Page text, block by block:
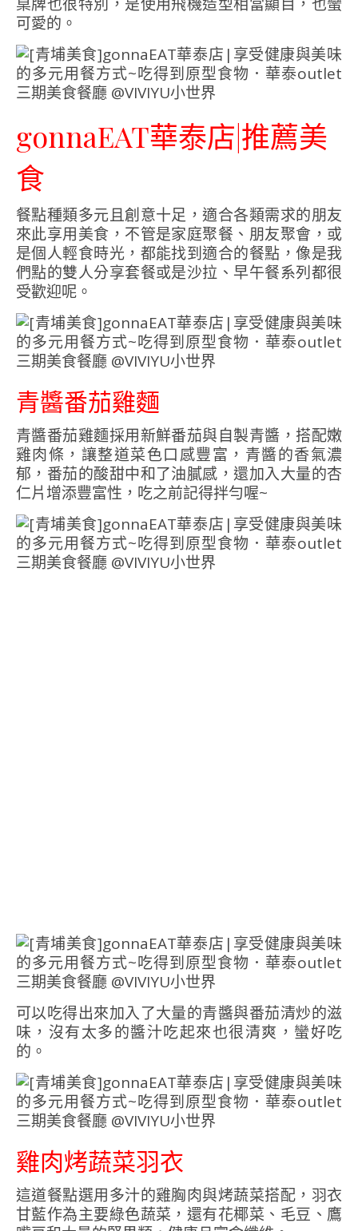
可愛的。
gonnaEAT華泰店|推薦美
食
餐點種類多元且創意十足，適合各類需求的朋友
來此享用美食，不管是家庭聚餐、朋友聚會，或
是個人輕食時光，都能找到適合的餐點，像是我
們點的雙人分享套餐或是沙拉、早午餐系列都很
受歡迎呢。
青醬番茄雞麵
青醬番茄雞麵採用新鮮番茄與自製青醬，搭配嫩
雞肉條，讓整道菜色口感豐富，青醬的香氣濃
郁，番茄的酸甜中和了油膩感，還加入大量的杏
仁片增添豐富性，吃之前記得拌勻喔~
可以吃得出來加入了大量的青醬與番茄清炒的滋
味，沒有太多的醬汁吃起來也很清爽，蠻好吃
的。
雞肉烤蔬菜羽衣
這道餐點選用多汁的雞胸肉與烤蔬菜搭配，羽衣
甘藍作為主要綠色蔬菜，還有花椰菜、毛豆、鷹